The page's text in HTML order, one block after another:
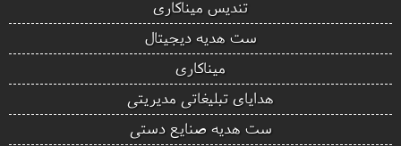
تندیس میناکاری
ست هدیه دیجیتال
میناکاری
هدایای تبلیغاتی مدیریتی
ست هدیه صنایع دستی